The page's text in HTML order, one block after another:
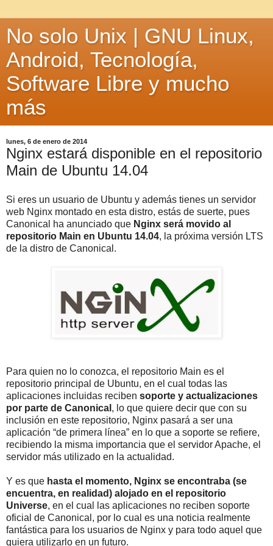
No solo Unix | GNU Linux,
Android, Tecnología,
Software Libre y mucho
más
lunes, 6 de enero de 2014
Nginx estará disponible en el repositorio
Main de Ubuntu 14.04
Si eres un usuario de Ubuntu y además tienes un servidor
web Nginx montado en esta distro, estás de suerte, pues
Canonical ha anunciado que Nginx será movido al
repositorio Main en Ubuntu 14.04, la próxima versión LTS
de la distro de Canonical.
Para quien no lo conozca, el repositorio Main es el
repositorio principal de Ubuntu, en el cual todas las
aplicaciones incluidas reciben soporte y actualizaciones
por parte de Canonical , lo que quiere decir que con su
inclusión en este repositorio, Nginx pasará a ser una
aplicación “de primera línea” en lo que a soporte se refiere,
recibiendo la misma importancia que el servidor Apache, el
servidor más utilizado en la actualidad.
Y es que hasta el momento, Nginx se encontraba (se
encuentra, en realidad) alojado en el repositorio
Universe, en el cual las aplicaciones no reciben soporte
oficial de Canonical, por lo cual es una noticia realmente
fantástica para los usuarios de Nginx y para todo aquel que
quiera utilizarlo en un futuro.